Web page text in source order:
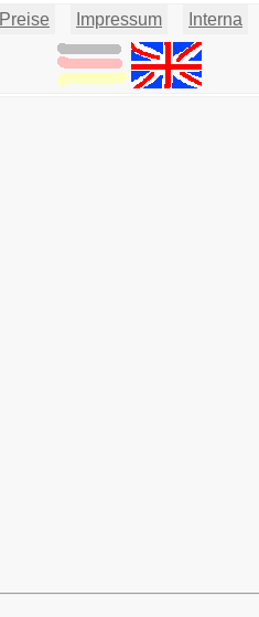
Preise Impressum Interna